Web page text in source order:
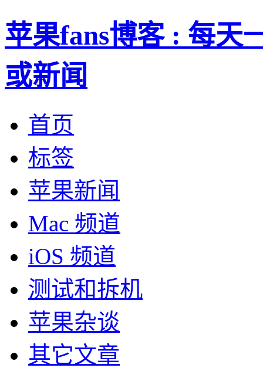
苹果fans博客 : 每天
或新闻
首页
标签
苹果新闻
Mac 频道
iOS 频道
测试和拆机
苹果杂谈
其它文章